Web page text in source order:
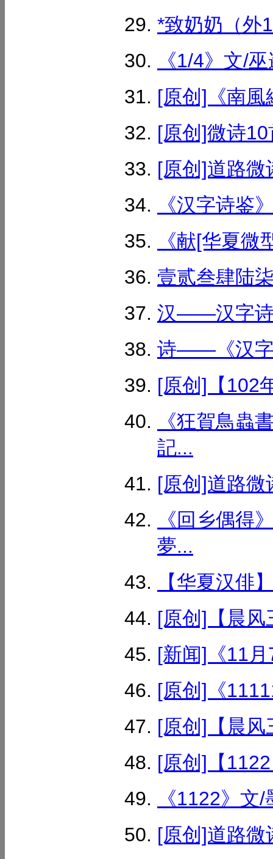
*致奶奶（外
《1/4》文/
[原创]《南
[原创]微诗
[原创]道路
《汉字诗
《献[华夏
壹贰叁肆陆
汉——汉字诗
诗——《汉字
[原创]【102
《狂賀鳥蟲
記...
[原创]道路
《回乡偶得
夢...
【华夏汉俳
[原创]【晨
[新闻]《11
[原创]《
[原创]【晨
[原创]【
《1122》
[原创]道路